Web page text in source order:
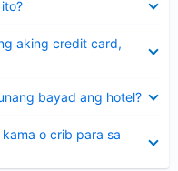
aking credit card,
bayad ang hotel?
o crib para sa